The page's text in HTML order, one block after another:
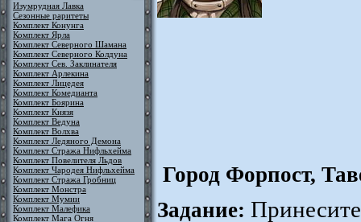
Изумрудная Лавка
Сезонные раритеты
Комплект Конунга
Комплект Ярла
Комплект Северного Шамана
Комплект Северного Колдуна
Комплект Сев. Заклинателя
Комплект Арлекина
Комплект Лицедея
Комплект Комедианта
Комплект Боярина
Комплект Князя
Комплект Ведуна
Комплект Волхва
Комплект Ледяного Демона
Комплект Стража Нифльхейма
Комплект Повелителя Льдов
Комплект Чародея Нифльхейма
Комплект Стража Гробниц
Комплект Монстра
Комплект Мумии
Комплект Малефика
Комплект Мага Огня
Город Форпост,
Задание: